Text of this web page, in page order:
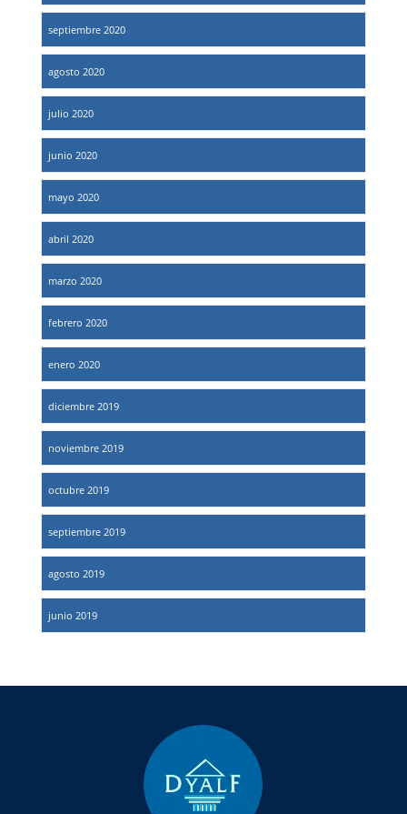
septiembre 2020
agosto 2020
julio 2020
junio 2020
mayo 2020
abril 2020
marzo 2020
febrero 2020
enero 2020
diciembre 2019
noviembre 2019
octubre 2019
septiembre 2019
agosto 2019
junio 2019